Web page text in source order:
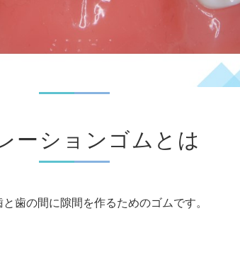
ーションゴムとは
歯の間に隙間を作るためのゴムです。